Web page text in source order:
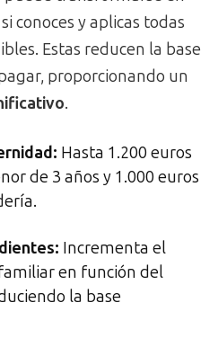
conoces y aplicas todas
Estas reducen la base
proporcionando un
.
Hasta 1.200 euros
de 3 años y 1.000 euros
Incrementa el
en función del
la base